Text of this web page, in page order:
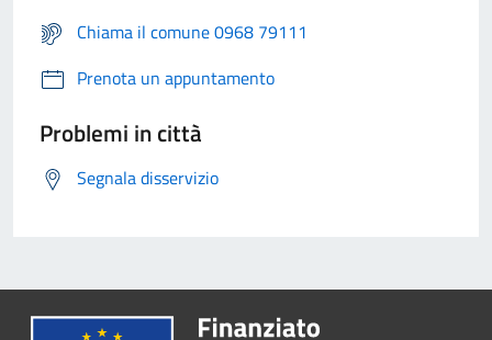
Chiama il comune 0968 79111
Prenota un appuntamento
Problemi in città
Segnala disservizio